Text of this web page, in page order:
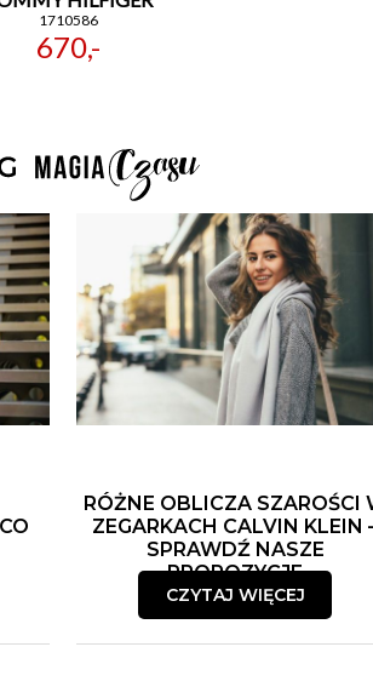
1710586
670,-
RÓŻNE OBLICZA SZAROŚCI
ZEGARKACH CALVIN KLEIN
SPRAWDŹ NASZE
PROPOZYCJE
CZYTAJ WIĘCEJ